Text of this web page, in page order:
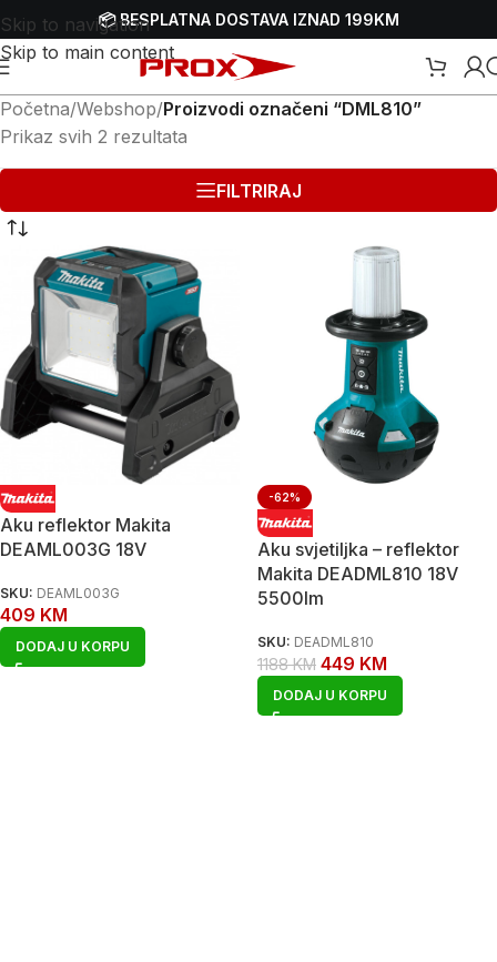
Skip to navigation
Skip to main content
📦 BESPLATNA DOSTAVA IZNAD 199KM
Početna/Webshop/Proizvodi označeni “DML810”
Prikaz svih 2 rezultata
FILTRIRAJ
Aku reflektor Makita
DEAML003G 18V
SKU: DEAML003G
409 KM
DODAJ U KORPU
-62%
Aku svjetiljka – reflektor
Makita DEADML810 18V
5500lm
SKU: DEADML810
1188KM 449 KM
DODAJ U KORPU